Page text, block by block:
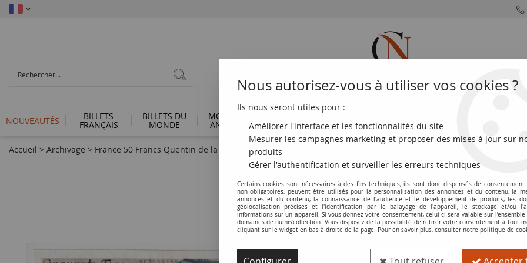
NOUVEAUTÉS BILLETS
FRANÇAIS
BILLETS DU
MONDE
MONNAIES
ANTIQUES FRANÇAISES DU MONDE EUROS
Accueil > Archivage > France 50 Francs Quentin de la Tour - Série K.37 - 1984 - F.67.10
Billet France 50 Francs Quentin de la
Réf. :100116042
Nous autorisez-vous à utiliser vos cookies ?
Ils nous seront utiles pour :
Améliorer l'interface et les fonctionnalités du site
Mesurer les campagnes marketing et proposer des mises à jour sur
produits
Gérer l'authentification et surveiller les erreurs techniques
Certains cookies sont nécessaires à des fins techniques, ils sont donc dispensés de
non obligatoires, peuvent être utilisés pour la personnalisation des annonces et du contenu, la
annonces et du contenu, la connaissance de l'audience et le développement de produits, les
géolocalisation précises et l'identification par le balayage de l'appareil, le stockage et/ou
informations sur un appareil. Si vous donnez votre consentement, celui-ci sera valable sur l’ensemble
domaines de numis'collection. Vous disposez de la possibilité de retirer votre consentement à tout
cliquant sur le widget en bas à droite de la page. Pour en savoir plus, consulter notre politique de